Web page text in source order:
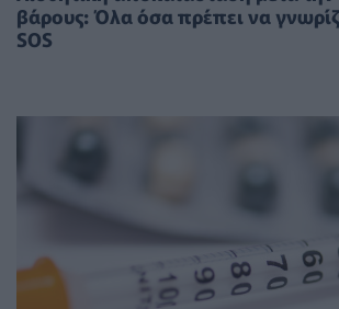
βάρους: Όλα όσα πρέπει να
SOS